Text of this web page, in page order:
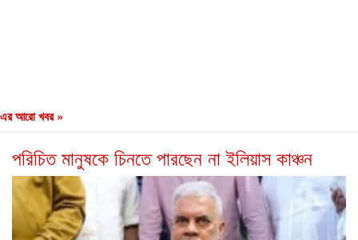
এর আরো খবর »
পরিচিত মানুষকে চিনতে পারছেন না ইলিয়াস কাঞ্চন